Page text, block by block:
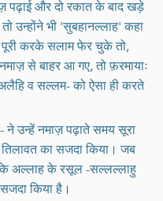
पढ़ाई और दो रकात के बाद खड़े
उन्होंने भी 'सुबहानल्लाह' कहा
करके सलाम फेर चुके तो,
से बाहर आ गए, तो फ़रमायाः
व सल्लम- को ऐसा ही करते
ने उन्हें नमाज़ पढ़ाते समय सूरा
अल्लाह के रसूल -सल्लल्लाहु
किया है।